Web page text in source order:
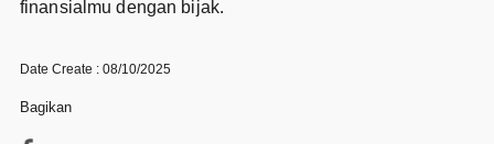
finansialmu dengan bijak.
Date Create : 08/10/2025
Bagikan